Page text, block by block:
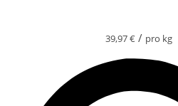
39,97€ / pro kg